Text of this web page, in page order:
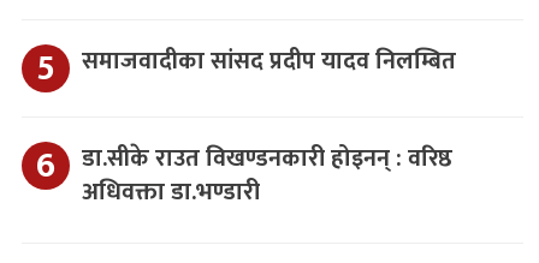
समाजवादीका सांसद प्रदीप यादव निलम्बित
डा.सीके राउत विखण्डनकारी होइनन् : वरिष्ठ
अधिवक्ता डा.भण्डारी